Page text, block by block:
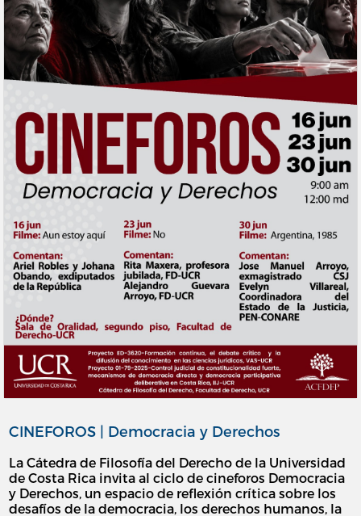
CINEFOROS | Democracia y Derechos
La Cátedra de Filosofía del Derecho de la Universidad
de Costa Rica invita al ciclo de cineforos Democracia
y Derechos, un espacio de reflexión crítica sobre los
desafíos de la democracia, los derechos humanos, la